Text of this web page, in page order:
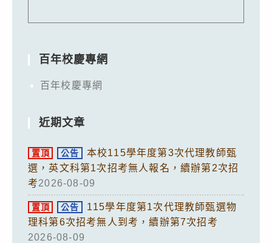
百年校慶專網
百年校慶專網
近期文章
置頂 公告
本校115學年度第3次代理教師甄
選，英文科第1次招考無人報名，續辦第2次招
考2026-08-09
置頂 公告
115學年度第1次代理教師甄選物
理科第6次招考無人到考，續辦第7次招考
2026-08-09